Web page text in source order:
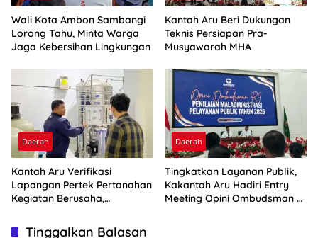
Wali Kota Ambon Sambangi
Lorong Tahu, Minta Warga
Jaga Kebersihan Lingkungan
Kantah Aru Beri Dukungan
Teknis Persiapan Pra-
Musyawarah MHA
Daerah
Kantah Aru Verifikasi
Lapangan Pertek Pertanahan
Kegiatan Berusaha,
Daerah
Tingkatkan Layanan Publik,
Kakantah Aru Hadiri Entry
Meeting Opini Ombudsman RI
Tinggalkan Balasan